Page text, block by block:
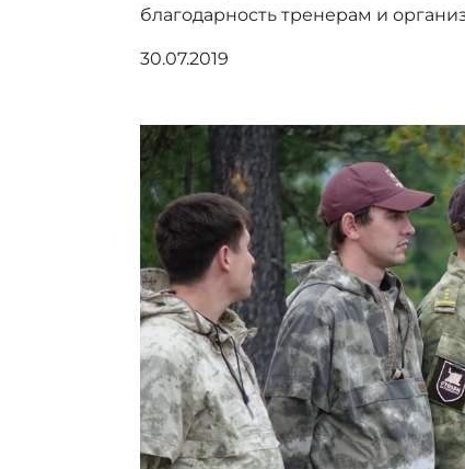
благодарность тренерам и
30.07.2019